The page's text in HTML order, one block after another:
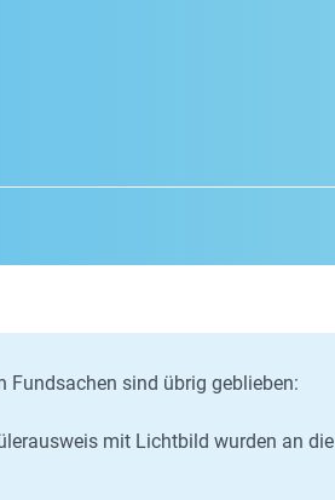
Fundsachen sind übrig geblieben:
mit Lichtbild wurden an die